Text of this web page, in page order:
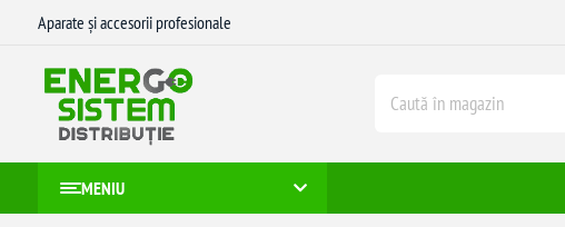
Aparate și accesorii profesionale
MENIU